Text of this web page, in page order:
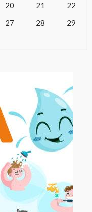
20 21
22
27 28
29